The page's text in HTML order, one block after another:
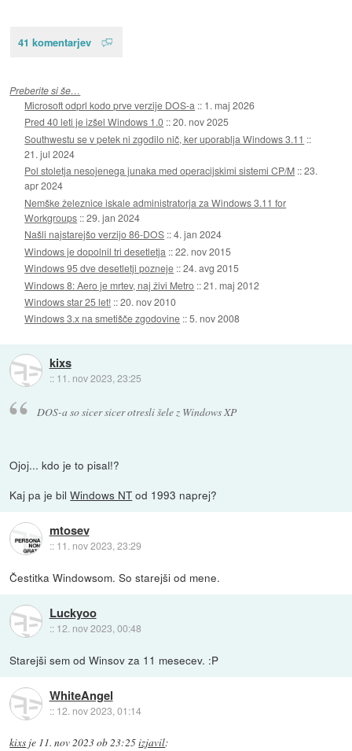
41 komentarjev
Preberite si še…
Microsoft odprl kodo prve verzije DOS-a :: 1. maj 2026
Pred 40 leti je izšel Windows 1.0 ::20. nov 2025
Southwestu se v petek ni zgodilo nič, ker uporablja Windows 3.11 ::
21. jul 2024
Pol stoletja nesojenega junaka med operacijskimi sistemi CP/M ::23.
apr 2024
Nemške železnice iskale administratorja za Windows 3.11 for
Workgroups ::29. jan 2024
Našli najstarejšo verzijo 86-DOS ::4. jan 2024
Windows je dopolnil tri desetletja ::22. nov 2015
Windows 95 dve desetletji pozneje ::24. avg 2015
Windows 8: Aero je mrtev, naj živi Metro ::21. maj 2012
Windows star 25 let! ::20. nov 2010
Windows 3.x na smetišče zgodovine ::5. nov 2008
kixs
:: 11. nov 2023, 23:25
DOS-a so sicer sicer otresli šele z Windows XP
Ojoj... kdo je to pisal!?
Kaj pa je bilWindows NT od 1993 naprej?
mtosev
:: 11. nov 2023, 23:29
Čestitka Windowsom. So starejši od mene.
Luckyoo
:: 12. nov 2023, 00:48
Starejši sem od Winsov za 11 mesecev. :P
WhiteAngel
:: 12. nov 2023, 01:14
kixs je 11. nov 2023 ob 23:25izjavil: